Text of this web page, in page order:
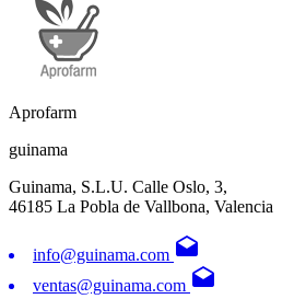
Aprofarm
guinama
Guinama, S.L.U. Calle Oslo, 3,
46185 La Pobla de Vallbona, Valencia
info@guinama.com drafts
ventas@guinama.com drafts